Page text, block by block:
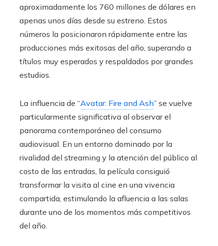
aproximadamente los 760 millones de dólares en
apenas unos días desde su estreno. Estos
números la posicionaron rápidamente entre las
producciones más exitosas del año, superando a
títulos muy esperados y respaldados por grandes
estudios.
La influencia de “Avatar: Fire and Ash” se vuelve
particularmente significativa al observar el
panorama contemporáneo del consumo
audiovisual. En un entorno dominado por la
rivalidad del streaming y la atención del público al
costo de las entradas, la película consiguió
transformar la visita al cine en una vivencia
compartida, estimulando la afluencia a las salas
durante uno de los momentos más competitivos
del año.